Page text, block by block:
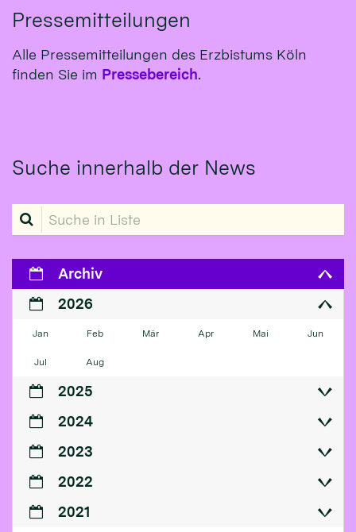
Pressemitteilungen
Alle Pressemitteilungen des Erzbistums Köln
finden Sie im Pressebereich.
Suche innerhalb der News
Suche in Liste
Archiv
2026
Jan Feb Mär Apr Mai Jun
Jul Aug
2025
2024
2023
2022
2021